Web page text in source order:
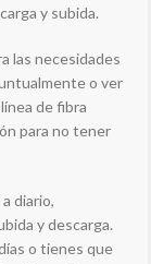
y subida.
las necesidades
o ver
de fibra
para no tener
diario,
y descarga.
o tienes que